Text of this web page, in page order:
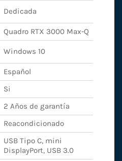
Dedicada
Quadro RTX 3000 Max-Q
Windows 10
Español
Si
2 Años de garantía
Reacondicionado
USB Tipo C, mini
DisplayPort, USB 3.0